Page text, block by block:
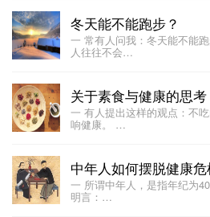
冬天能不能跑步？
一 常有人问我：冬天能不能
人往往不会…
关于素食与健康的思考
一 有人提出这样的观点：不
响健康。 …
中年人如何摆脱健康危
一 所谓中年人，是指年纪为
明言：…